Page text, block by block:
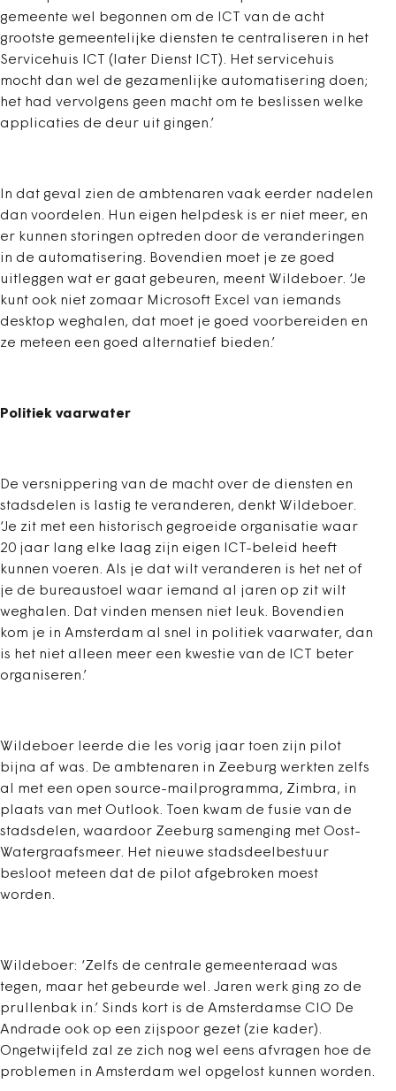
gemeente wel begonnen om de ICT van de acht
grootste gemeentelijke diensten te centraliseren in het
Servicehuis ICT (later Dienst ICT). Het servicehuis
mocht dan wel de gezamenlijke automatisering doen;
het had vervolgens geen macht om te beslissen welke
applicaties de deur uit gingen.’
In dat geval zien de ambtenaren vaak eerder nadelen
dan voordelen. Hun eigen helpdesk is er niet meer, en
er kunnen storingen optreden door de veranderingen
in de automatisering. Bovendien moet je ze goed
uitleggen wat er gaat gebeuren, meent Wildeboer. ‘Je
kunt ook niet zomaar Microsoft Excel van iemands
desktop weghalen, dat moet je goed voorbereiden en
ze meteen een goed alternatief bieden.’
Politiek vaarwater
De versnippering van de macht over de diensten en
stadsdelen is lastig te veranderen, denkt Wildeboer.
‘Je zit met een historisch gegroeide organisatie waar
20 jaar lang elke laag zijn eigen ICT-beleid heeft
kunnen voeren. Als je dat wilt veranderen is het net of
je de bureaustoel waar iemand al jaren op zit wilt
weghalen. Dat vinden mensen niet leuk. Bovendien
kom je in Amsterdam al snel in politiek vaarwater, dan
is het niet alleen meer een kwestie van de ICT beter
organiseren.’
Wildeboer leerde die les vorig jaar toen zijn pilot
bijna af was. De ambtenaren in Zeeburg werkten zelfs
al met een open source-mailprogramma, Zimbra, in
plaats van met Outlook. Toen kwam de fusie van de
stadsdelen, waardoor Zeeburg samenging met Oost-
Watergraafsmeer. Het nieuwe stadsdeelbestuur
besloot meteen dat de pilot afgebroken moest
worden.
Wildeboer: ‘Zelfs de centrale gemeenteraad was
tegen, maar het gebeurde wel. Jaren werk ging zo de
prullenbak in.’ Sinds kort is de Amsterdamse CIO De
Andrade ook op een zijspoor gezet (zie kader).
Ongetwijfeld zal ze zich nog wel eens afvragen hoe de
problemen in Amsterdam wel opgelost kunnen worden.